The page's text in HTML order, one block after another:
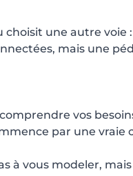
une autre voie
mais une
vos
par une vraie
à vous modeler,